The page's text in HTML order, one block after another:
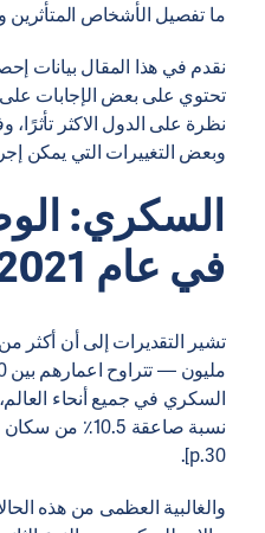
ما تفصيل الأشخاص المتأثرين
تحتوي على بعض الإجابات على
نظرة على الدول الاكثر
وبعض التغييرات التي يمكن
السكري:
في عام 2021.
p.30].